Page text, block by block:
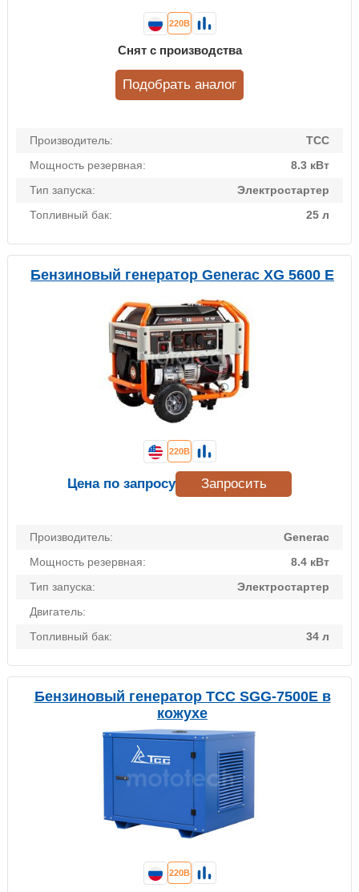
Производитель:
ТСС
Мощность резервная:
8.3 кВт
Тип запуска:
Электростартер
Топливный бак:
25 л
220В
Снят с производства
Подобрать аналог
Бензиновый генератор Generac XG 5600 E
Производитель:
Generac
Мощность резервная:
8.4 кВт
Тип запуска:
Электростартер
Двигатель:
Топливный бак:
34 л
220В
Цена по запросу Запросить
Бензиновый генератор ТСС SGG-7500Е в
кожухе
220В